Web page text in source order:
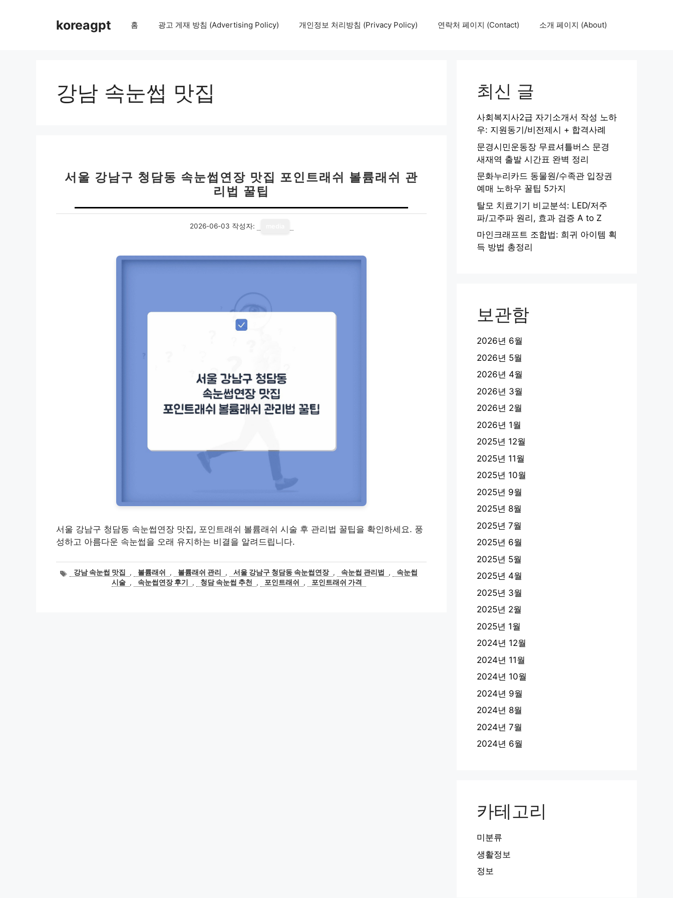
koreagpt 홈 광고 게재 방침 (Advertising Policy) 개인정보 처리방침 (Privacy Policy) 연락처 페이지 (Contact) 소개 페이지 (About)
강남 속눈썹 맛집
서울 강남구 청담동 속눈썹연장 맛집 포인트래쉬 볼륨래쉬 관
리법 꿀팁
2026-06-03 작성자:
서울 강남구 청담동 속눈썹연장 맛집, 포인트래쉬 볼륨래쉬 시술 후 관리법 꿀팁을 확인하세요. 풍
성하고 아름다운 속눈썹을 오래 유지하는 비결을 알려드립니다.
태강남 속눈썹 맛집 , 볼륨래쉬 , 볼륨래쉬 관리 , 서울 강남구 청담동 속눈썹연장 , 속눈썹 관리법 ,
속눈썹
시술 , 속눈썹연장 후기 , 청담 속눈썹 추천 , 포인트래쉬 , 포인트래쉬 가격
최신 글
사회복지사2급 자기소개서 작성 노하
우: 지원동기/비전제시 + 합격사례
문경시민운동장 무료셔틀버스 문경
새재역 출발 시간표 완벽 정리
문화누리카드 동물원/수족관 입장권
예매 노하우 꿀팁 5가지
탈모 치료기기 비교분석: LED/저주
파/고주파 원리, 효과 검증 A to Z
마인크래프트 조합법: 희귀 아이템 획
득 방법 총정리
보관함
2026년 6월
2026년 5월
2026년 4월
2026년 3월
2026년 2월
2026년 1월
2025년 12월
2025년 11월
2025년 10월
2025년 9월
2025년 8월
2025년 7월
2025년 6월
2025년 5월
2025년 4월
2025년 3월
2025년 2월
2025년 1월
2024년 12월
2024년 11월
2024년 10월
2024년 9월
2024년 8월
2024년 7월
2024년 6월
카테고리
미분류
생활정보
정보